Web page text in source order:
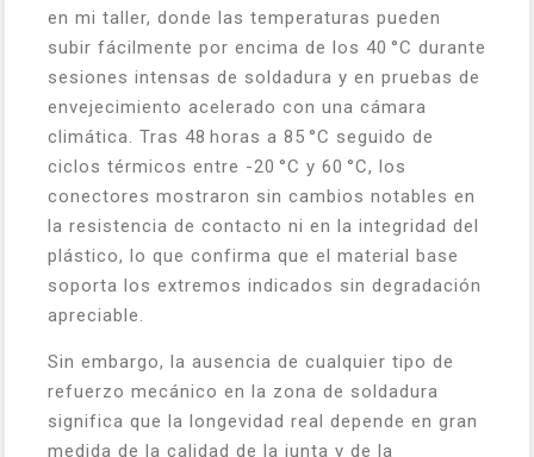
en mi taller, donde las temperaturas pueden
subir fácilmente por encima de los 40 °C durante
sesiones intensas de soldadura y en pruebas de
envejecimiento acelerado con una cámara
climática. Tras 48 horas a 85 °C seguido de
ciclos térmicos entre -20 °C y 60 °C, los
conectores mostraron sin cambios notables en
la resistencia de contacto ni en la integridad del
plástico, lo que confirma que el material base
soporta los extremos indicados sin degradación
apreciable.
Sin embargo, la ausencia de cualquier tipo de
refuerzo mecánico en la zona de soldadura
significa que la longevidad real depende en gran
medida de la calidad de la junta y de la